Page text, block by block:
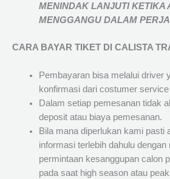
MENINDAK LANJUTI KETIKA
MENGGANGU DALAM
CARA BAYAR TIKET DI CALISTA
Pembayaran bisa melalui driver
konfirmasi dari costumer
Dalam setiap pemesanan tidak
deposit atau biaya pemesanan.
Bila mana diperlukan kami pasti
informasi terlebih dahulu dengan
permintaan kesanggupan calon
pada saat high season atau